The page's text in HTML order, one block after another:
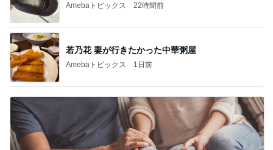
Amebaトピックス 22時間前
若乃花 妻が行きたかった中華粥屋
Amebaトピックス 1日前